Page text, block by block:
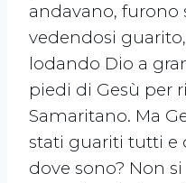
andavano, furono
vedendosi
lodando Dio a
piedi di Gesù per
Samaritano. Ma
stati guariti tutti e
dove sono? Non